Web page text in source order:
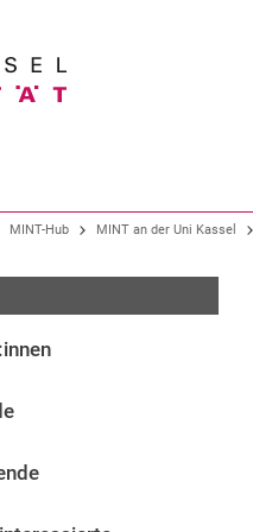
MINT-Hub MINT an der Uni Kassel